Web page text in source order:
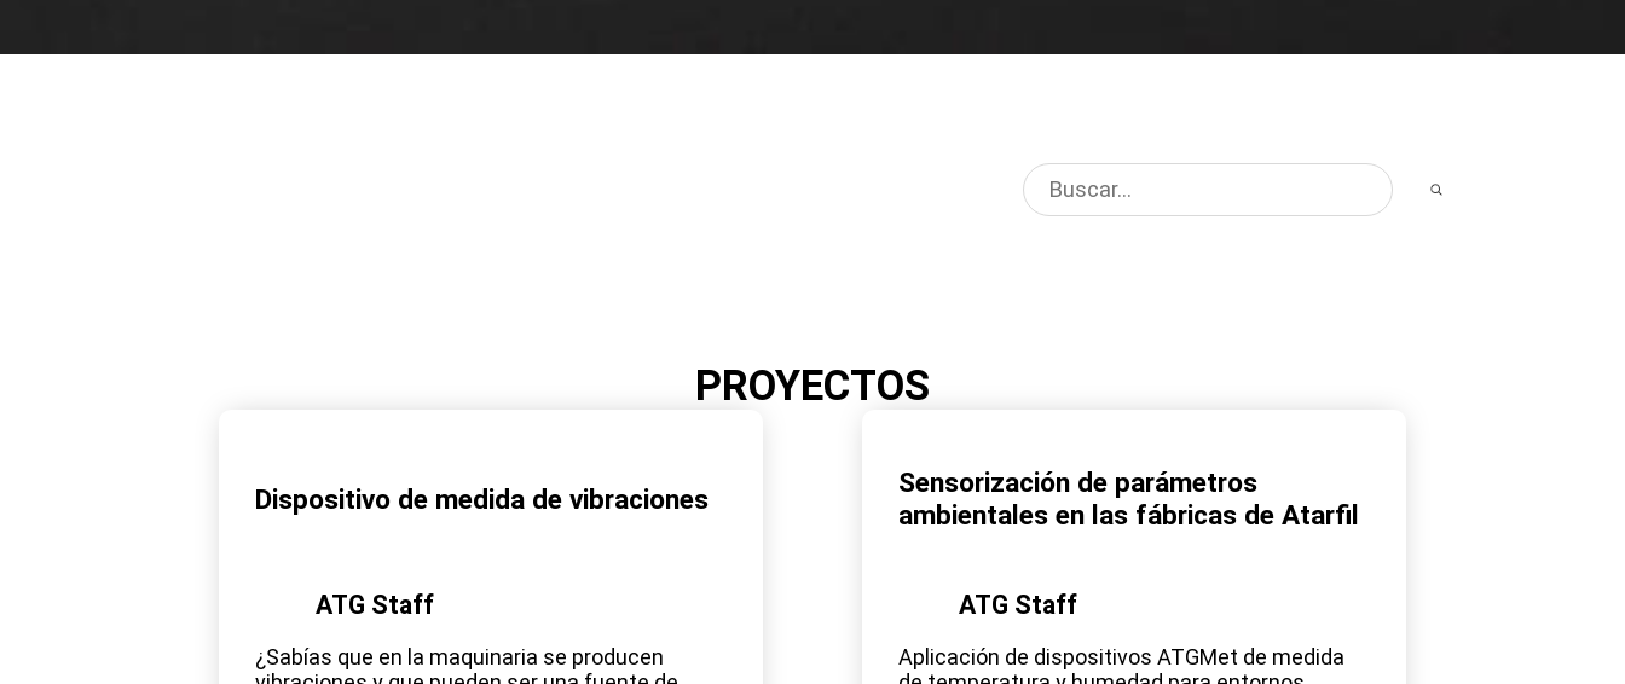
PROYECTOS
Dispositivo de medida de vibraciones
ATG Staff
¿Sabías que en la maquinaria se producen
Sensorización de parámetros
ambientales en las fábricas de Atarfil
ATG Staff
Aplicación de dispositivos ATGMet de medida